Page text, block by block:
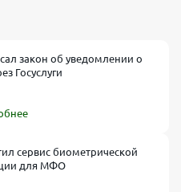
закон об уведомлении о
Госуслуги
сервис биометрической
для МФО